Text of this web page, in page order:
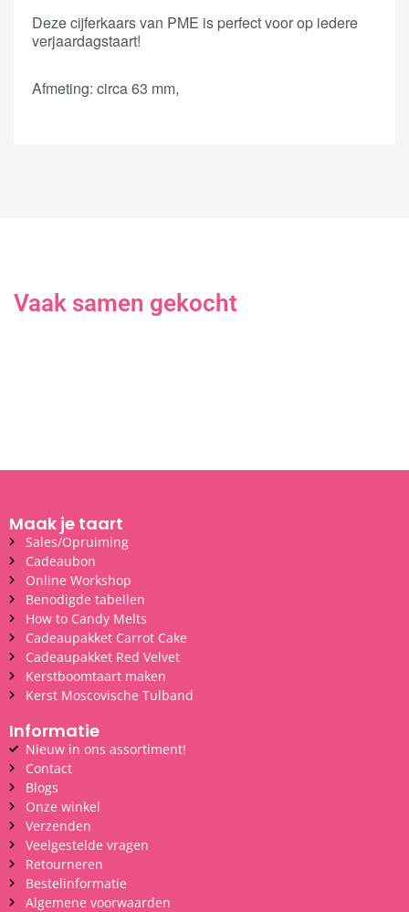
Deze cijferkaars van PME is perfect voor op iedere
verjaardagstaart!
Afmeting: circa 63 mm,
Vaak samen gekocht
Maak je taart
Sales/Opruiming
Cadeaubon
Online Workshop
Benodigde tabellen
How to Candy Melts
Cadeaupakket Carrot Cake
Cadeaupakket Red Velvet
Kerstboomtaart maken
Kerst Moscovische Tulband
Informatie
Nieuw in ons assortiment!
Contact
Blogs
Onze winkel
Verzenden
Veelgestelde vragen
Retourneren
Bestelinformatie
Algemene voorwaarden